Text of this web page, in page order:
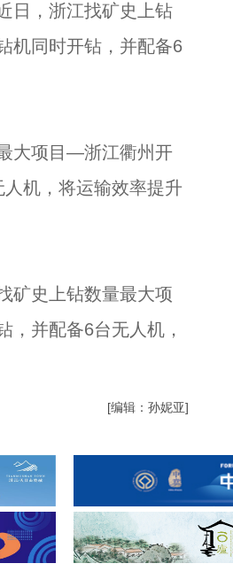
，浙江找矿史上钻
机同时开钻，并配备6
大项目—浙江衢州开
机，将运输效率提升
史上钻数量最大项
并配备6台无人机，
[编辑：孙妮亚]